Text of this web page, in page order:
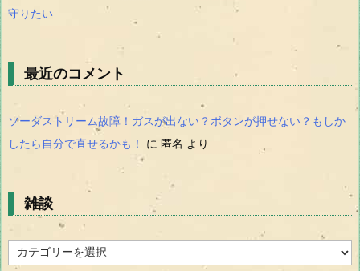
守りたい
最近のコメント
ソーダストリーム故障！ガスが出ない？ボタンが押せない？もしか
したら自分で直せるかも！
に 匿名 より
雑談
談